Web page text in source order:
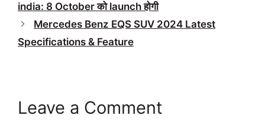
india: 8 October को launch होगी
Mercedes Benz EQS SUV 2024 Latest
Specifications & Feature
Leave a Comment